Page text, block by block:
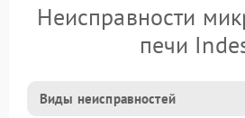
Неисправности
печи
Виды неисправностей